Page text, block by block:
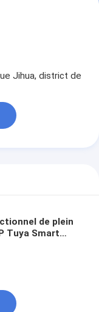
Jihua, district de
de plein
Tuya Smart